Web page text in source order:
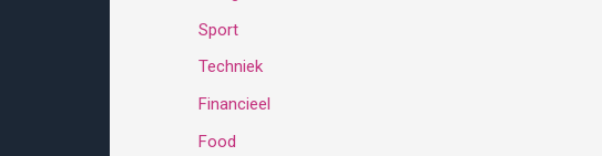
Sport
Techniek
Financieel
Food